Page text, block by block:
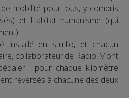
mobilité pour tous, y compris
et Habitat humanisme (qui
installé en studio, et chacun
collaborateur de Radio Mont
: pour chaque kilomètre
reversés à chacune des deux